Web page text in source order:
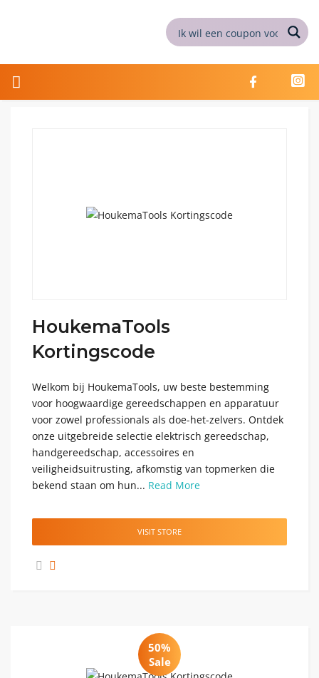
HoukemaTools
Kortingscode
Welkom bij HoukemaTools, uw beste bestemming
voor hoogwaardige gereedschappen en apparatuur
voor zowel professionals als doe-het-zelvers. Ontdek
onze uitgebreide selectie elektrisch gereedschap,
handgereedschap, accessoires en
veiligheidsuitrusting, afkomstig van topmerken die
bekend staan om hun... Read More
VISIT STORE
50%
Sale